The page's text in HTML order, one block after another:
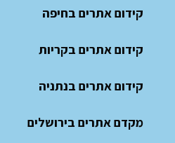
קידום אתרים בחיפה
קידום אתרים בקריות
קידום אתרים בנתניה
מקדם אתרים בירושלים